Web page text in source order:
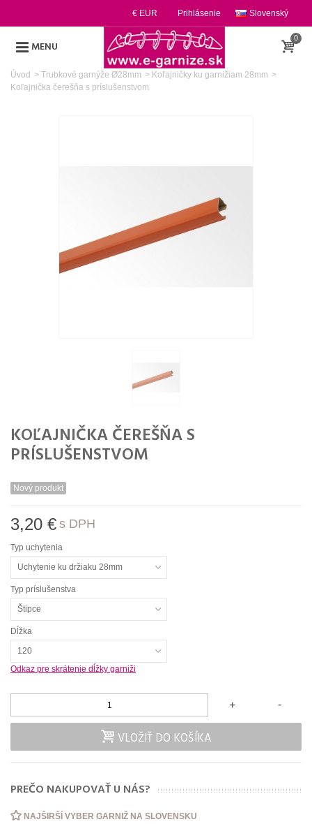
Slovenský
Prihlásenie
€ EUR
MENU
0
Úvod > Trubkové garnýže Ø28mm > Koľajničky ku garnižiam 28mm >
Koľajnička čerešňa s príslušenstvom
KOĽAJNIČKA ČEREŠŇA S
PRÍSLUŠENSTVOM
Nový produkt
3,20 € s DPH
Typ uchytenia
Uchytenie ku držiaku 28mm
Typ príslušenstva
Štipce
Dĺžka
120
Odkaz pre skrátenie dĺžky garniži
-
+
VLOŽIŤ DO KOŠÍKA
PREČO NAKUPOVAŤ U NÁS?
NAJŠIRŠÍ VYBER GARNIŽ NA SLOVENSKU